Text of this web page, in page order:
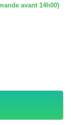
avant 14h00)